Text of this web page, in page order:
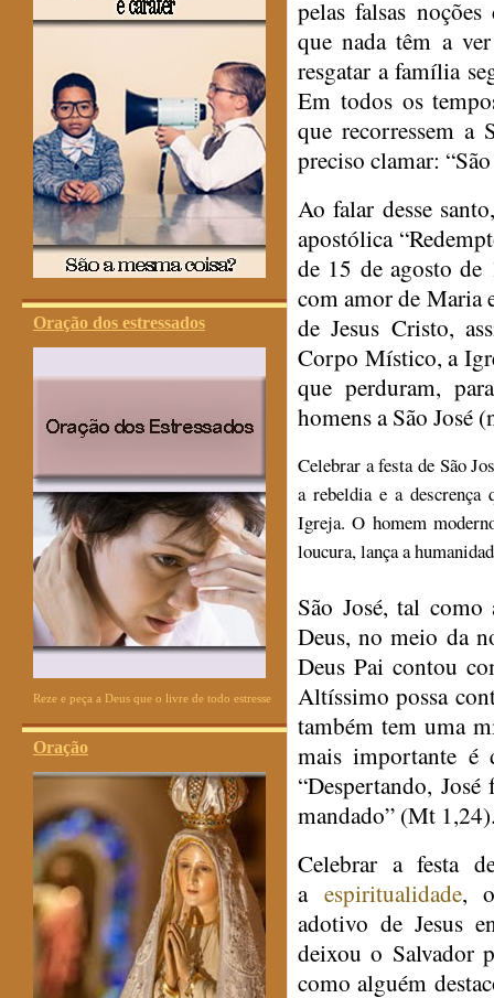
Oração dos estressados
Reze e peça a Deus que o livre de todo estresse
Oração
pelas falsas
que nada têm a
resgatar a família
Em todos os
que recorressem a
preciso clamar:
Ao falar desse
apostólica “
de 15 de agosto
com amor de Maria
de Jesus Cristo,
Corpo Místico, a
que perduram,
homens a São José
Celebrar a festa de São
a rebeldia e a descrença
Igreja. O homem
loucura, lança a
São José, tal
Deus, no meio da
Deus Pai contou
Altíssimo possa
também tem uma
mais importante é
“Despertando,
mandado” (Mt
Celebrar a festa
aespiritualidade,
adotivo de Jesus
deixou o Salvador
como alguém